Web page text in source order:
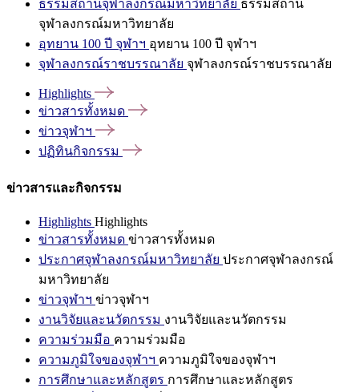
ธรรมสถานจุฬาลงกรณ์มหาวิทยาลัย ธรรมสถาน
จุฬาลงกรณ์มหาวิทยาลัย
อุทยาน 100 ปี จุฬาฯ อุทยาน 100 ปี จุฬาฯ
จุฬาลงกรณ์ราชบรรณาลัย จุฬาลงกรณ์ราชบรรณาลัย
Highlights
ข่าวสารทั้งหมด
ข่าวจุฬาฯ
ปฏิทินกิจกรรม
ข่าวสารและกิจกรรม
Highlights Highlights
ข่าวสารทั้งหมด ข่าวสารทั้งหมด
ประกาศจุฬาลงกรณ์มหาวิทยาลัย ประกาศจุฬาลงกรณ์
มหาวิทยาลัย
ข่าวจุฬาฯ ข่าวจุฬาฯ
งานวิจัยและนวัตกรรม งานวิจัยและนวัตกรรม
ความร่วมมือ ความร่วมมือ
ความภูมิใจของจุฬาฯ ความภูมิใจของจุฬาฯ
การศึกษาและหลักสูตร การศึกษาและหลักสูตร